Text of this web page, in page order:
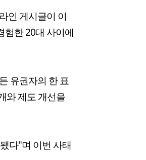
인 게시글이 이
험한 20대 사이에
유권자의 한 표
와 제도 개선을
다"며 이번 사태